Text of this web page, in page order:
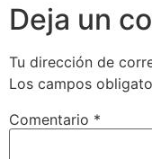
Deja un
Tu dirección de
Los campos
Comentario *